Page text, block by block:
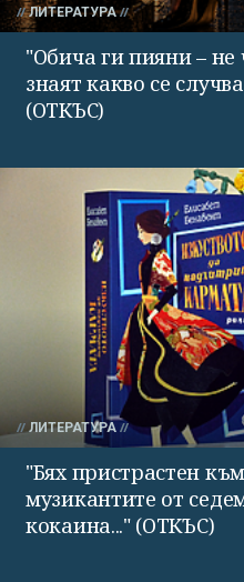
ЛИТЕРАТУРА
"Обича ги пияни – не
знаят какво се
(ОТКЪС)
ЛИТЕРАТУРА
"Бях пристрастен
музикантите от
кокаина..." (ОТКЪС)